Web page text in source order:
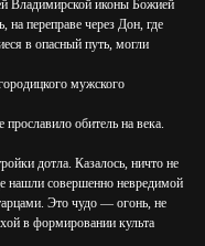
Владимирской иконы Божией
переправе через Дон, где
в опасный путь, могли
мужского
обитель на века.
дотла. Казалось, ничто не
нашли совершенно невредимой
Это чудо — огонь, не
в формировании культа